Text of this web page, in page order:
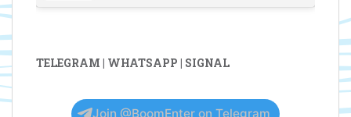
TELEGRAM | WHATSAPP | SIGNAL
Join @BoomEnter on Telegram